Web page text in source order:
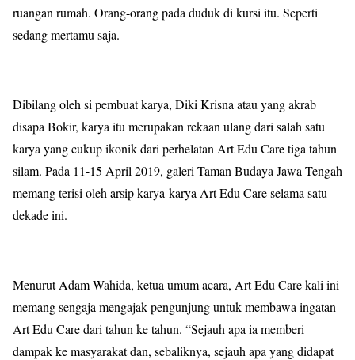
ruangan rumah. Orang-orang pada duduk di kursi itu. Seperti
sedang mertamu saja.
Dibilang oleh si pembuat karya, Diki Krisna atau yang akrab
disapa Bokir, karya itu merupakan rekaan ulang dari salah satu
karya yang cukup ikonik dari perhelatan Art Edu Care tiga tahun
silam. Pada 11-15 April 2019, galeri Taman Budaya Jawa Tengah
memang terisi oleh arsip karya-karya Art Edu Care selama satu
dekade ini.
Menurut Adam Wahida, ketua umum acara, Art Edu Care kali ini
memang sengaja mengajak pengunjung untuk membawa ingatan
Art Edu Care dari tahun ke tahun. “Sejauh apa ia memberi
dampak ke masyarakat dan, sebaliknya, sejauh apa yang didapat